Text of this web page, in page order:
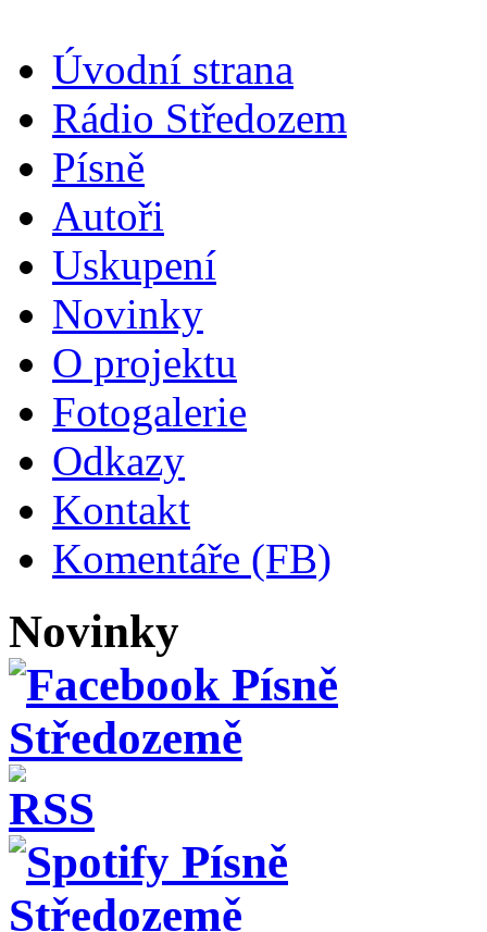
Úvodní strana
Rádio Středozem
Písně
Autoři
Uskupení
Novinky
O projektu
Fotogalerie
Odkazy
Kontakt
Komentáře (FB)
Novinky